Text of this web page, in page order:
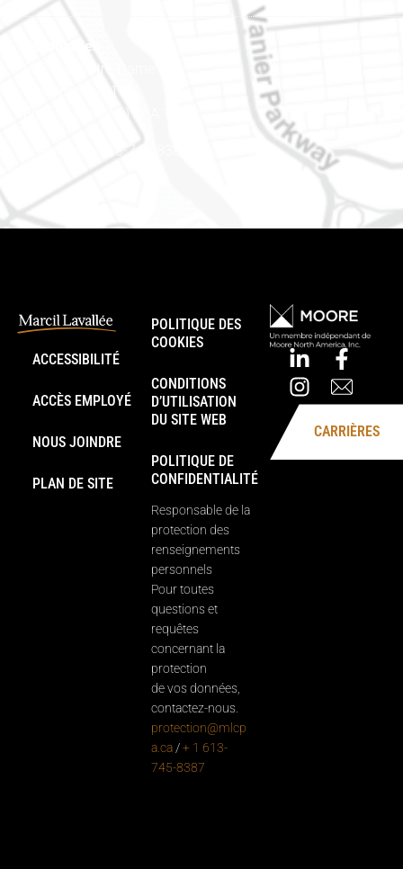
Est ontarien
888, rue Notre-Dame
Case postale 101
Embrun (Ontario) K0A 1W1
Téléphone : 613-745-8387
ACCESSIBILITÉ
ACCÈS EMPLOYÉ
NOUS JOINDRE
PLAN DE SITE
POLITIQUE DES
COOKIES
CONDITIONS
D’UTILISATION
DU SITE WEB
POLITIQUE DE
CONFIDENTIALITÉ
Responsable de la
protection des
renseignements
personnels
Pour toutes
questions et
requêtes
concernant la
protection
de vos données,
contactez-nous.
protection@mlcp
a.ca /+ 1 613-
745-8387
CARRIÈRES